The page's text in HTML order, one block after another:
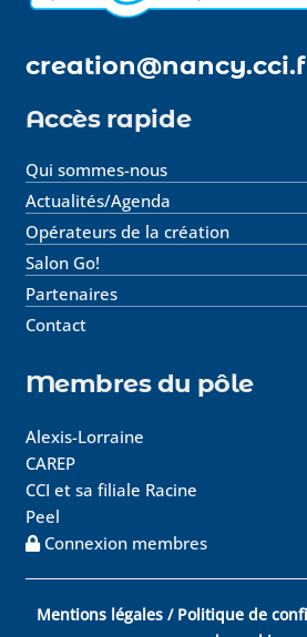
Accès rapide
Qui sommes-nous
Actualités/Agenda
Opérateurs de la création
Salon Go!
Partenaires
Contact
Membres du pôle
Alexis-Lorraine
CAREP
CCI et sa filiale Racine
Peel
Connexion membres
Mentions légales / Politique de